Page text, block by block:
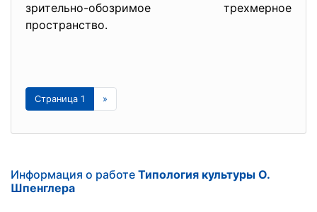
зрительно-обозримое трехмерное
пространство.
Страница 1 »
Информация о работе Типология культуры О.
Шпенглера